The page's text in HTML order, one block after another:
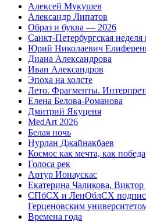
Алексей Мукушев
Александр Липатов
Образ и буква — 2026
Санкт-Петербургская неделя
Юрий Николаевич
Диана Александрова
Иван Александров
Эпоха на холсте
Лето. Фрагменты.
Елена Белова-Романова
Дмитрий Якуценя
MedArt 2026
Белая ночь
Нурлан Джайнакбаев
Космос как мечта, как победа
Голоса рек
Артур Ионаускас
Екатерина Чаликова,
СПбСХ и ЛенОблСХ
Герценовским
Времена года